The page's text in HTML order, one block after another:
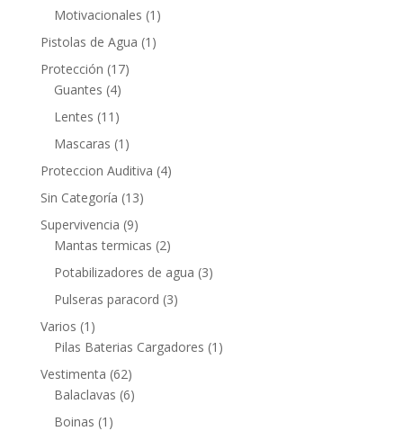
Motivacionales (1)
Pistolas de Agua (1)
Protección (17)
Guantes (4)
Lentes (11)
Mascaras (1)
Proteccion Auditiva (4)
Sin Categoría (13)
Supervivencia (9)
Mantas termicas (2)
Potabilizadores de agua (3)
Pulseras paracord (3)
Varios (1)
Pilas Baterias Cargadores (1)
Vestimenta (62)
Balaclavas (6)
Boinas (1)